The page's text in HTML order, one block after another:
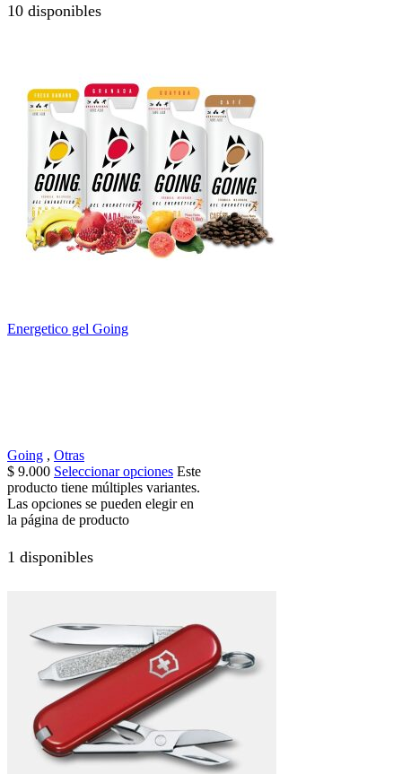
10 disponibles
Energetico gel Going
Going , Otras
$ 9.000 Seleccionar opciones Este
producto tiene múltiples variantes.
Las opciones se pueden elegir en
la página de producto
1 disponibles